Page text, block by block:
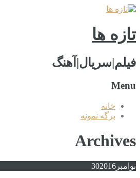
تازه ها
فیلم|سریال|آهنگ
Menu
خانه
برگه نمونه
Archives
نوامبر 302016